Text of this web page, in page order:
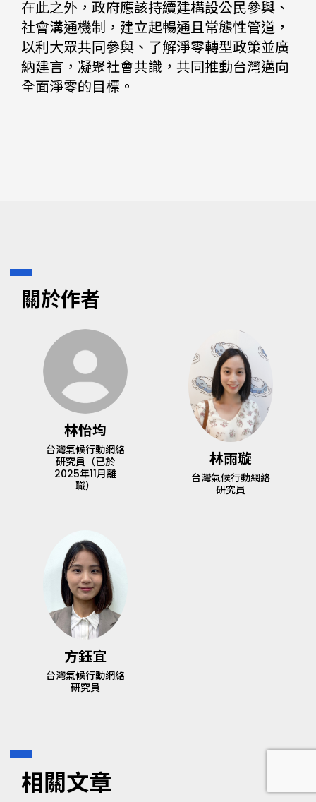
在此之外，政府應該持續建構設公民參與、
社會溝通機制，建立起暢通且常態性管道，
以利大眾共同參與、了解淨零轉型政策並廣
納建言，凝聚社會共識，共同推動台灣邁向
全面淨零的目標。
關於作者
林怡均
台灣氣候行動網絡
研究員（已於
2025年11月離
職）
林雨璇
台灣氣候行動網絡
研究員
方鈺宜
台灣氣候行動網絡
研究員
相關文章